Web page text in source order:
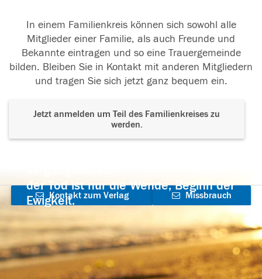
In einem Familienkreis können sich sowohl alle
Mitglieder einer Familie, als auch Freunde und
Bekannte eintragen und so eine Trauergemeinde
bilden. Bleiben Sie in Kontakt mit anderen Mitgliedern
und tragen Sie sich jetzt ganz bequem ein.
Jetzt anmelden um Teil des Familienkreises zu
werden.
der Tod ist nur die Wende, Beginn der
Ewigkeit.
Kontakt zum Verlag
aufnehmen
Missbrauch